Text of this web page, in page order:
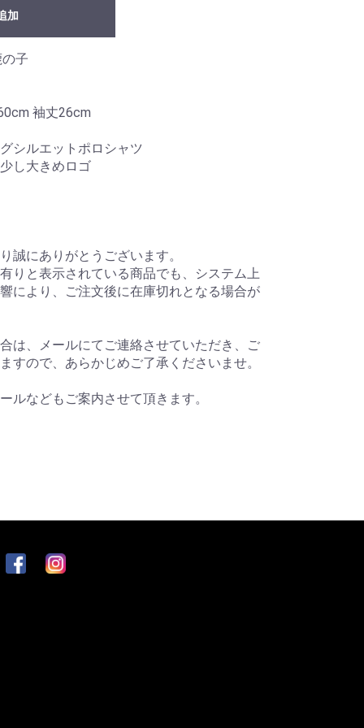
加
の子
袖丈26cm
シルエットポロシャツ
し大きめロゴ
誠にありがとうございます。
りと表示されている商品でも、システム上
により、ご注文後に在庫切れとなる場合が
は、メールにてご連絡させていただき、ご
すので、あらかじめご了承くださいませ。
ルなどもご案内させて頂きます。